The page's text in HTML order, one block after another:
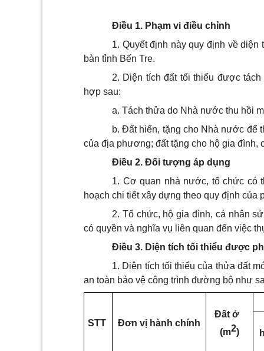
Điều 1. Phạm vi điều chỉn h
1. Quyếtđịnh này quy định về diện
bàn tỉnh Bến Tre.
2. Diện tích đất tối thiểu được
hợp sau:
a. Tách thửa do Nhà nước thu hồi
b. Đất hiến, tặng cho Nhà nước để
của địa phương; đất tặng cho hộ gia đình,
Điều 2. Đối tượng áp dụng
1. Cơ quan nhà nước, tổ chức có
hoạch chi tiết xây dựng theo quy định của
2. Tổ chức, hộ gia đình, cá nhân
có quyền và nghĩa vụ liên quan đến việc
Điều 3. Diện tích tối thiểu được
1. Diện tích tối thiểu của thửa đất
an toàn bảo vệ công trình đường bộ như
STT Đơn vị hành chính
Đất ở
(m2)